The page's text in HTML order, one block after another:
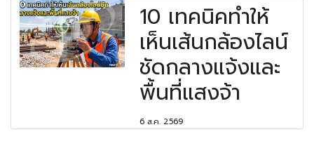
10 เทคนิคทำให้
เห็นเส้นกล้องไลน์
ชัดกลางแจ้งและ
พื้นที่แสงจ้า
6 ส.ค. 2569